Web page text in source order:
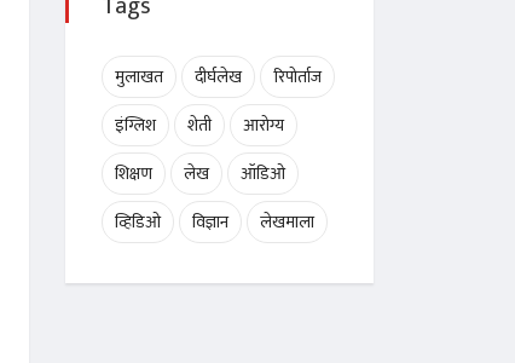
मुलाखत दीर्घलेख
रिपोर्ताज
इंग्लिश
शेती
आरोग्य
शिक्षण
लेख
ऑडिओ
व्हिडिओ
विज्ञान लेखमाला